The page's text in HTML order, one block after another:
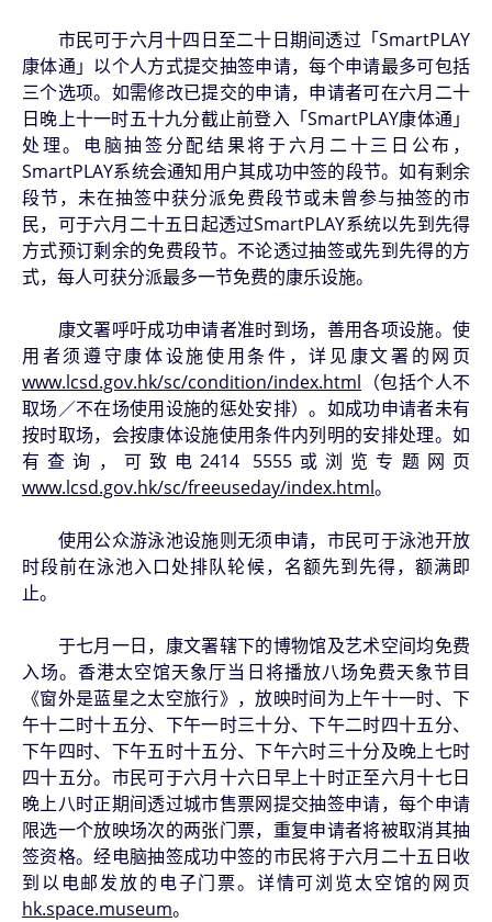
市民可于六月十四日至二十日期间透过「SmartPLAY
康体通」以个人方式提交抽签申请，每个申请最多可包括
三个选项。如需修改已提交的申请，申请者可在六月二十
日晚上十一时五十九分截止前登入「SmartPLAY康体通」
处理。电脑抽签分配结果将于六月二十三日公布，
SmartPLAY系统会通知用户其成功中签的段节。如有剩余
段节，未在抽签中获分派免费段节或未曾参与抽签的市
民，可于六月二十五日起透过SmartPLAY系统以先到先得
方式预订剩余的免费段节。不论透过抽签或先到先得的方
式，每人可获分派最多一节免费的康乐设施。
康文署呼吁成功申请者准时到场，善用各项设施。使
用者须遵守康体设施使用条件，详见康文署的网页
www.lcsd.gov.hk/sc/condition/index.html （包括个人不
取场／不在场使用设施的惩处安排）。如成功申请者未有
按时取场，会按康体设施使用条件内列明的安排处理。如
有查询，可致电2414 5555或浏览专题网页
www.lcsd.gov.hk/sc/freeuseday/index.html。
使用公众游泳池设施则无须申请，市民可于泳池开放
时段前在泳池入口处排队轮候，名额先到先得，额满即
止。
于七月一日，康文署辖下的博物馆及艺术空间均免费
入场。香港太空馆天象厅当日将播放八场免费天象节目
《窗外是蓝星之太空旅行》，放映时间为上午十一时、下
午十二时十五分、下午一时三十分、下午二时四十五分、
下午四时、下午五时十五分、下午六时三十分及晚上七时
四十五分。市民可于六月十六日早上十时正至六月十七日
晚上八时正期间透过城市售票网提交抽签申请，每个申请
限选一个放映场次的两张门票，重复申请者将被取消其抽
签资格。经电脑抽签成功中签的市民将于六月二十五日收
到以电邮发放的电子门票。详情可浏览太空馆的网页
hk.space.museum。